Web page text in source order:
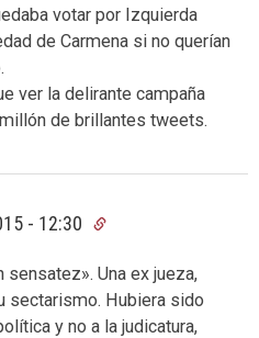
votar por Izquierda
de Carmena si no querían
ver la delirante campaña
de brillantes tweets.
- 12:30
sensatez». Una ex jueza,
sectarismo. Hubiera sido
y no a la judicatura,